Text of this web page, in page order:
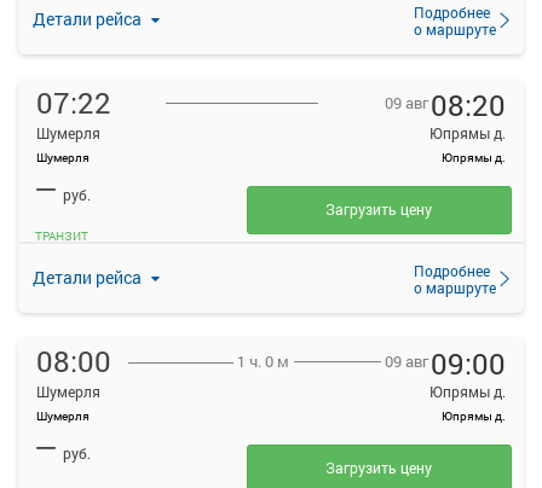
Детали рейса
Подробнее
о маршруте
07:22
Шумерля
Шумерля
09 авг08:20
Юпрямы д.
Юпрямы д.
Детали рейса
Подробнее
о маршруте
— руб.
ТРАНЗИТ
Загрузить цену
08:00
Шумерля
Шумерля
1 ч. 0 м 09 авг09:00
Юпрямы д.
Юпрямы д.
— руб.
Загрузить цену